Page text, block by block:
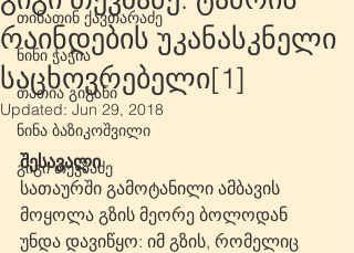
თინათინ ქავთარაძე
ნინი ჭაჭია
თათია გიგანი
ნინა ბაზიკოშვილი
გიგი თევზაძე
რაინდების უკანასკნელი
საცხოვრებელი[1]
Updated: Jun 29, 2018
შესავალი
სათაურში გამოტანილი ამბავის
მოყოლა გზის მეორე ბოლოდან
უნდა დავიწყო: იმ გზის, რომელიც